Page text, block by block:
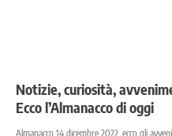
Notizie, curiosità,
Ecco l’Almanacco di oggi
Almanacco 14 dicembre 2022, ecco gli